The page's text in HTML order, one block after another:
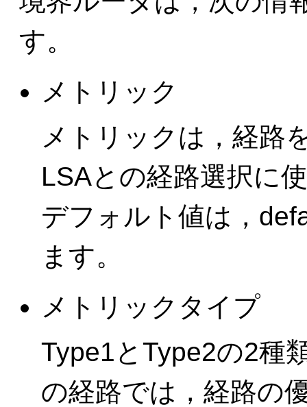
す。
メトリック
メトリックは，経路
LSAとの経路選択に
デフォルト値は，
ます。
メトリックタイプ
Type1とType2の2種
の経路では，経路の